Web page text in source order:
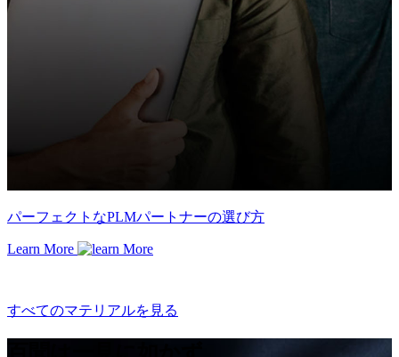
パーフェクトなPLMパートナーの選び方
Learn More
すべてのマテリアルを見る